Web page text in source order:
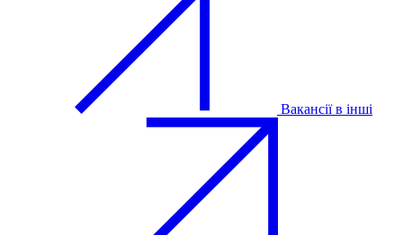
Вакансії в інші